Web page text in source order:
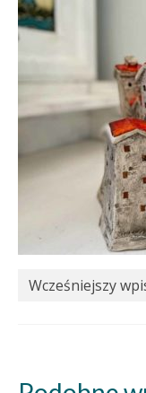
Wcześniejszy